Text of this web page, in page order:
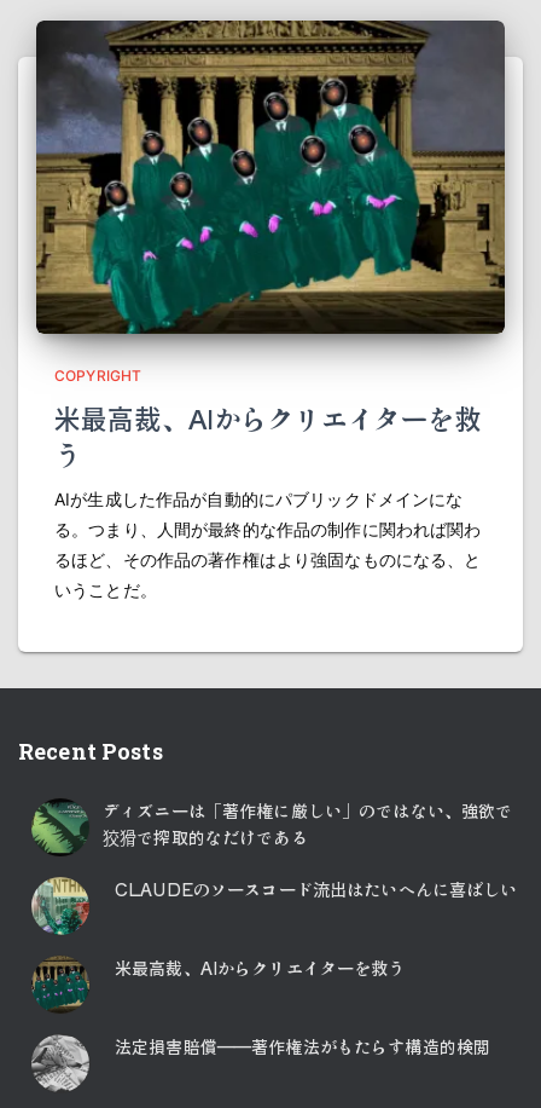
COPYRIGHT
米最高裁、AIからクリエイターを救
う
AIが生成した作品が自動的にパブリックドメインにな
る。つまり、人間が最終的な作品の制作に関われば関わ
るほど、その作品の著作権はより強固なものになる、と
いうことだ。
Recent Posts
ディズニーは「著作権に厳しい」のではない、強欲で
狡猾で搾取的なだけである
CLAUDEのソースコード流出はたいへんに喜ばしい
米最高裁、AIからクリエイターを救う
法定損害賠償――著作権法がもたらす構造的検閲